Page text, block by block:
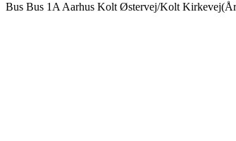
Bus Bus 1A Aarhus Kolt Østervej/Kolt